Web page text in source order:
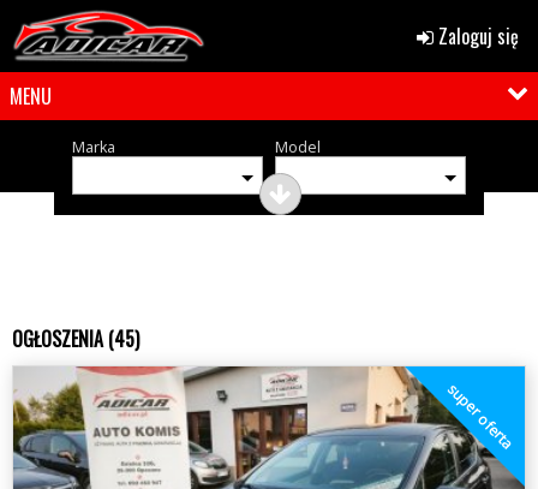
Zaloguj się
MENU
Marka Model
OGŁOSZENIA (45)
super oferta